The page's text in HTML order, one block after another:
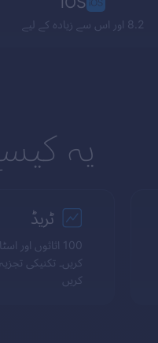
8.2 اور اس سے زیادہ کے لیے
یہ
ٹریڈ
100 اثاثوں
کریں۔ تکنیکی
کریں